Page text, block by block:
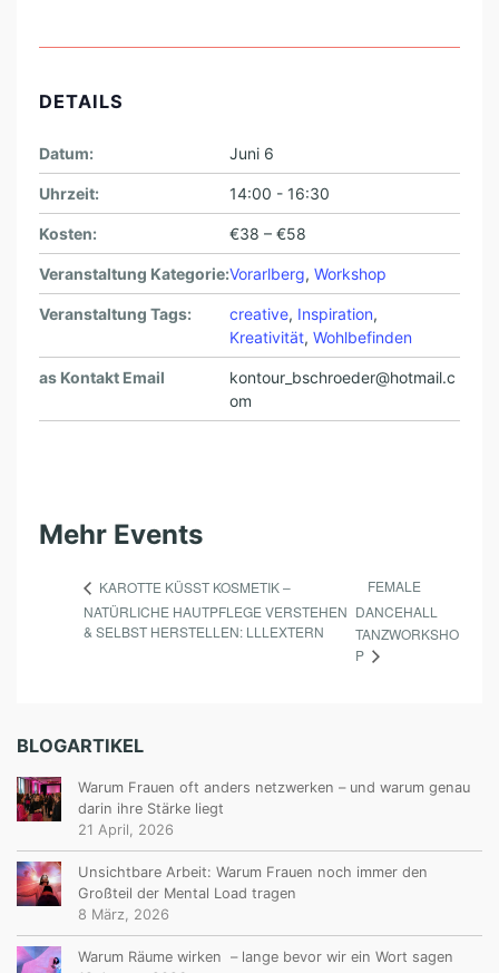
DETAILS
Datum: Juni 6
Uhrzeit: 14:00 - 16:30
Kosten: €38 – €58
Veranstaltung Kategorie:Vorarlberg, Workshop
Veranstaltung Tags: creative, Inspiration,
Kreativität, Wohlbefinden
as Kontakt Email
kontour_bschroeder@hotmail.c
om
Mehr Events
KAROTTE KÜSST KOSMETIK –
NATÜRLICHE HAUTPFLEGE VERSTEHEN
& SELBST HERSTELLEN: LLLEXTERN
FEMALE
DANCEHALL
TANZWORKSHO
P
BLOGARTIKEL
Warum Frauen oft anders netzwerken – und warum genau
darin ihre Stärke liegt
21 April, 2026
Unsichtbare Arbeit: Warum Frauen noch immer den
Großteil der Mental Load tragen
8 März, 2026
Warum Räume wirken – lange bevor wir ein Wort sagen